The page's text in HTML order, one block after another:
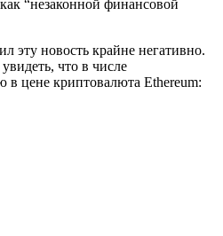
“незаконной финансовой
эту новость крайне негативно.
что в числе
в цене криптовалюта Ethereum: